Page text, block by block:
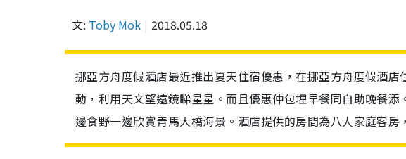
文: Toby Mok 2018.05.18
挪亞方舟度假酒店最近推出夏天住宿優惠，在挪亞方舟度假酒
動，利用天文望遠鏡睇星星。而且優惠仲包埋早餐同自助晚餐
邊食野一邊欣賞青馬大橋海景。酒店提供的房間為八人家庭客